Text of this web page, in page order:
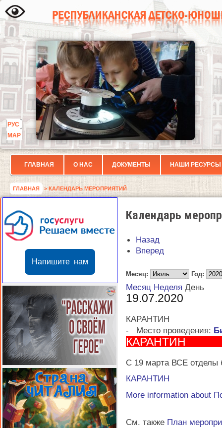
РУС
МАР
ГЛАВНАЯ О НАС ДОКУМЕНТЫ НАШИ РЕСУРСЫ
ГЛАВНАЯ > КАЛЕНДАРЬ МЕРОПРИЯТИЙ
Напишите нам
Календарь
Назад
Вперед
Месяц: Год:
Месяц Неделя День
19.07.2020
КАРАНТИН
-
Место проведения:
КАРАНТИН
С 19 марта ВСЕ отделы
КАРАНТИН
More information about
См. также План